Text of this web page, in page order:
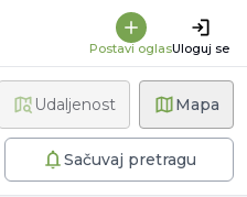
Postavi oglasUloguj se
Mapa
filteraSačuvaj pretragu
Udaljenost